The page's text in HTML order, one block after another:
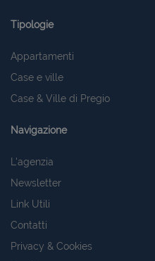
Tipologie
Appartamenti
Case e ville
Case & Ville di Pregio
Navigazione
L'agenzia
Newsletter
Link Utili
Contatti
Privacy & Cookies